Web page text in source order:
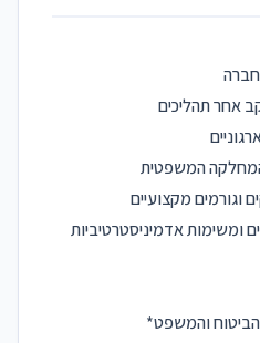
אחר תהליכים
המשפטית
וגורמים מקצועיים
ומשימות אדמיניסטרטיביות
והמשפט*